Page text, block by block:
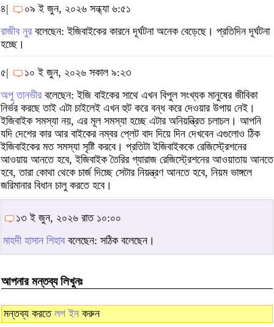
৪|
০৯ ই জুন, ২০২৬ সন্ধ্যা ৬:৫১
রাজীব নুর বলেছেন: ইজিবাইকের কারনে দূর্ঘটনা অনেক বেড়েছে। প্রতিদিন দূর্ঘটনা
হচ্ছে।
৫|
১০ ই জুন, ২০২৬ সকাল ৯:২৩
অপু তানভীর বলেছেন: ইজি বাইকের সাথে এখন বিপুল সংখ্যক মানুষের জীবিকা
নির্ভর করছে তাই এটা চাইলেই এখন হুট করে বন্ধ করে দেওয়ার উপায় নেই।
ইজিবাইক সমস্যা নয়, এর মূল সমস্যা হচ্ছে এটার অনিয়ন্ত্রিত চলাচল। আপনি
যদি দেশের কার আর বাইকের নম্বর প্লেট বাদ দিয়ে দিন দেখবেন এগুলোও ঠিক
ইজিবাইকের মত সমস্যা সৃষ্টি করবে। প্রতিটা ইজিবাইককে রেজিস্ট্রেশনের
আওয়ায় আনতে হবে, ইজিবাইক তৈরির গ্যারাজ রেজিস্ট্রেশনের আওয়াতায় আনতে
হবে, তারা কোথা থেকে চার্জ দিচ্ছে সেটার নিয়ন্ত্রণ আনতে হবে, নিয়ম ভাঙ্গলে
জরিমানার বিধান চালু করতে হবে।
১৩ ই জুন, ২০২৬ রাত ১০:০০
মাহদী হাসান শিহাব বলেছেন: সঠিক বলেছেন।
আপনার মন্তব্য লিখুনঃ
মন্তব্য করতে লগ ইন করুন